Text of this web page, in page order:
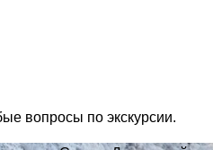
вопросы по экскурсии.